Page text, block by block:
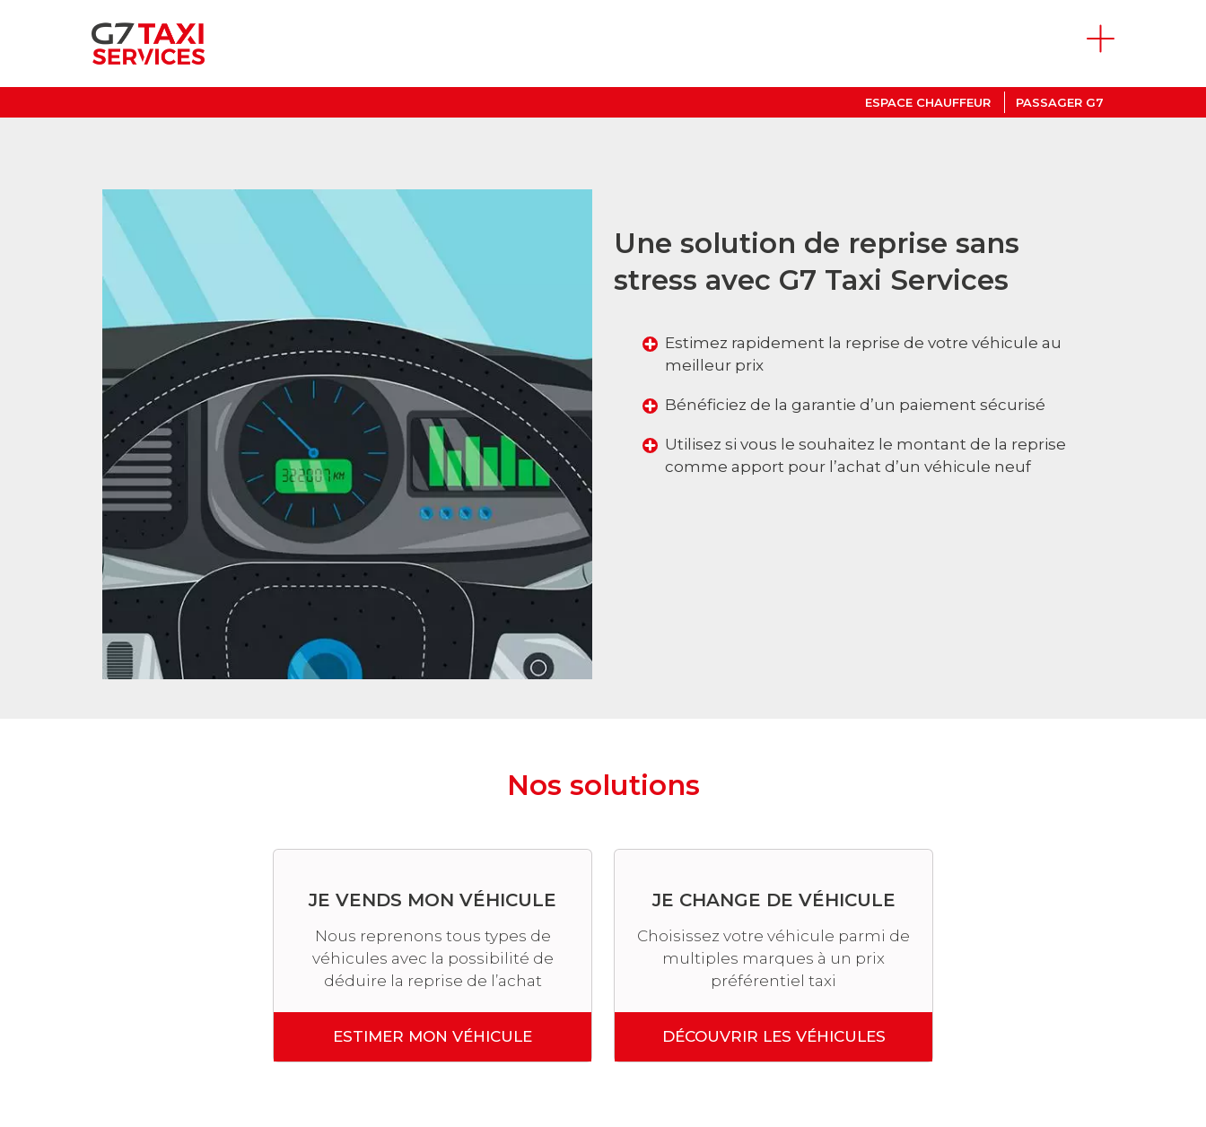
ESPACE CHAUFFEUR PASSAGER G7
Une solution de reprise sans
stress avec G7 Taxi Services
Estimez rapidement la reprise de votre véhicule au
meilleur prix
Bénéficiez de la garantie d’un paiement sécurisé
Utilisez si vous le souhaitez le montant de la reprise
comme apport pour l’achat d’un véhicule neuf
Nos solutions
JE VENDS MON VÉHICULE
Nous reprenons tous types de
véhicules avec la possibilité de
déduire la reprise de l’achat
ESTIMER MON VÉHICULE
JE CHANGE DE VÉHICULE
Choisissez votre véhicule parmi de
multiples marques à un prix
préférentiel taxi
DÉCOUVRIR LES VÉHICULES